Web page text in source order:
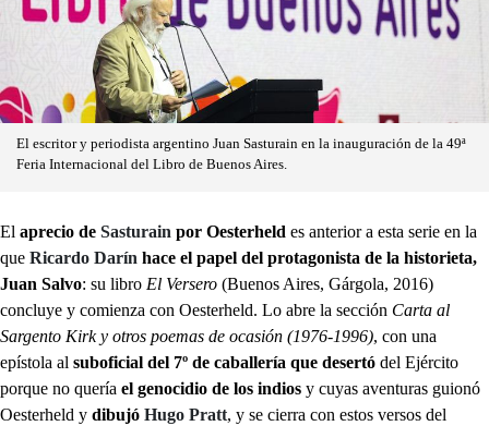
El escritor y periodista argentino Juan Sasturain en la inauguración de la 49ª
Feria Internacional del Libro de Buenos Aires.
El aprecio de Sasturain por Oesterheld es anterior a esta serie en la
que Ricardo Darín hace el papel del protagonista de la historieta,
Juan Salvo: su libro El Versero (Buenos Aires, Gárgola, 2016)
concluye y comienza con Oesterheld. Lo abre la sección Carta al
Sargento Kirk y otros poemas de ocasión (1976-1996), con una
epístola al suboficial del 7º de caballería que desertó del Ejército
porque no quería el genocidio de los indios y cuyas aventuras guionó
Oesterheld y dibujó Hugo Pratt, y se cierra con estos versos del